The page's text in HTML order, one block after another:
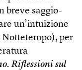
breve saggio-
un’intuizione
Nottetempo), per
Riflessioni sul